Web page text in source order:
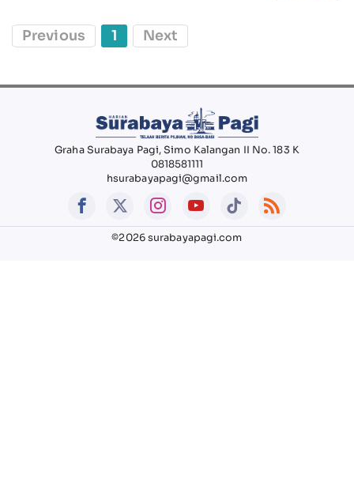
Previous 1 Next
Graha Surabaya Pagi, Simo Kalangan II No. 183 K
0818581111
hsurabayapagi@gmail.com
©2026 surabayapagi.com